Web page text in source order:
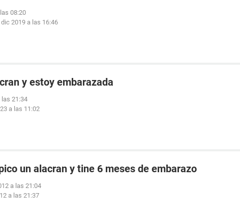
08:20
dic 2019 a las 16:46
y estoy embarazada
las 21:34
a las 11:02
un alacran y tine 6 meses de embarazo
a las 21:04
a las 21:37